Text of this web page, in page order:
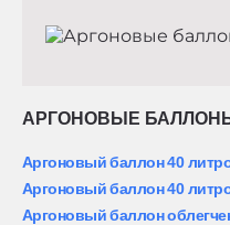
АРГОНОВЫЕ
Аргоновый баллон 40
Аргоновый баллон 40
Аргоновый баллон